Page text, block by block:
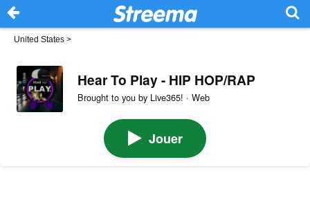
United States >
Hear To Play - HIP HOP/RAP
Brought to you by Live365! · Web
Jouer